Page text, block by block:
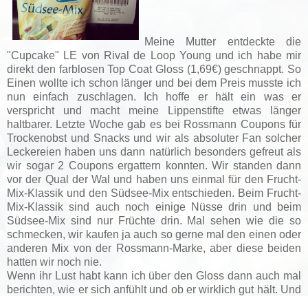
Meine Mutter entdeckte die
"Cupcake" LE von Rival de Loop Young und ich habe mir
direkt den farblosen Top Coat Gloss (1,69€) geschnappt. So
Einen wollte ich schon länger und bei dem Preis musste ich
nun einfach zuschlagen. Ich hoffe er hält ein was er
verspricht und macht meine Lippenstifte etwas länger
haltbarer. Letzte Woche gab es bei Rossmann Coupons für
Trockenobst und Snacks und wir als absoluter Fan solcher
Leckereien haben uns dann natürlich besonders gefreut als
wir sogar 2 Coupons ergattern konnten. Wir standen dann
vor der Qual der Wal und haben uns einmal für den Frucht-
Mix-Klassik und den Südsee-Mix entschieden. Beim Frucht-
Mix-Klassik sind auch noch einige Nüsse drin und beim
Südsee-Mix sind nur Früchte drin. Mal sehen wie die so
schmecken, wir kaufen ja auch so gerne mal den einen oder
anderen Mix von der Rossmann-Marke, aber diese beiden
hatten wir noch nie.
Wenn ihr Lust habt kann ich über den Gloss dann auch mal
berichten, wie er sich anfühlt und ob er wirklich gut hält. Und